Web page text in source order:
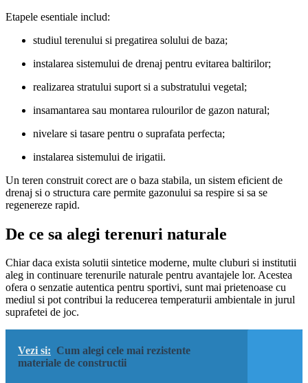
Etapele esentiale includ:
studiul terenului si pregatirea solului de baza;
instalarea sistemului de drenaj pentru evitarea baltirilor;
realizarea stratului suport si a substratului vegetal;
insamantarea sau montarea rulourilor de gazon natural;
nivelare si tasare pentru o suprafata perfecta;
instalarea sistemului de irigatii.
Un teren construit corect are o baza stabila, un sistem eficient de
drenaj si o structura care permite gazonului sa respire si sa se
regenereze rapid.
De ce sa alegi terenuri naturale
Chiar daca exista solutii sintetice moderne, multe cluburi si institutii
aleg in continuare terenurile naturale pentru avantajele lor. Acestea
ofera o senzatie autentica pentru sportivi, sunt mai prietenoase cu
mediul si pot contribui la reducerea temperaturii ambientale in jurul
suprafetei de joc.
Vezi si: Cum alegi cele mai rezistente
materiale de constructii